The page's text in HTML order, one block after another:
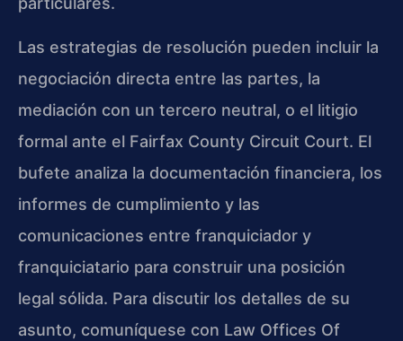
Las estrategias de resolución pueden incluir la
negociación directa entre las partes, la
mediación con un tercero neutral, o el litigio
formal ante el Fairfax County Circuit Court. El
bufete analiza la documentación financiera, los
informes de cumplimiento y las
comunicaciones entre franquiciador y
franquiciatario para construir una posición
legal sólida. Para discutir los detalles de su
asunto, comuníquese con Law Offices Of